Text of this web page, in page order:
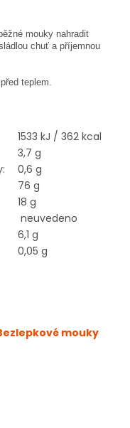
mouky nahradit
chuť a příjemnou
teplem.
1533 kJ / 362 kcal
3,7 g
0,6 g
76 g
18 g
neuvedeno
6,1 g
0,05 g
mouky